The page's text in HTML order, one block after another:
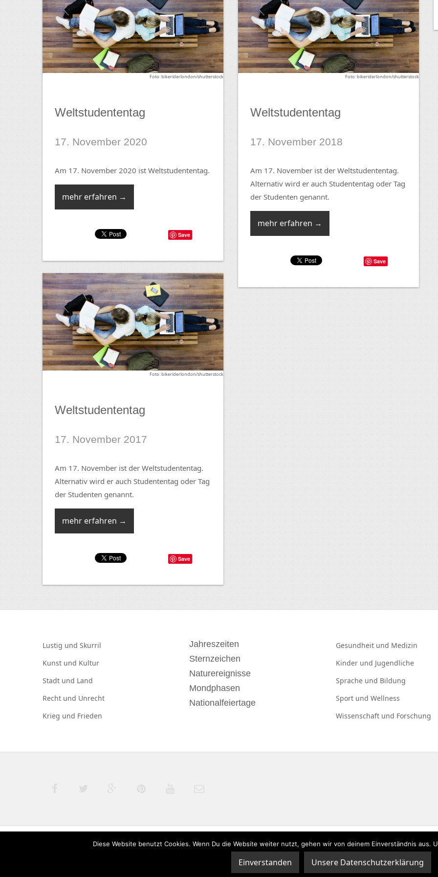
Foto: bikeriderlondon/shutterstock
Weltstudententag
17. November 2020
Am 17. November 2020 ist Weltstudententag.
mehr erfahren →
Save
Foto: bikeriderlondon/shutterstock
Weltstudententag
17. November 2018
Am 17. November ist der Weltstudententag.
Alternativ wird er auch Studententag oder Tag
der Studenten genannt.
mehr erfahren →
Save
Foto: bikeriderlondon/shutterstock
Weltstudententag
17. November 2017
Am 17. November ist der Weltstudententag.
Alternativ wird er auch Studententag oder Tag
der Studenten genannt.
mehr erfahren →
Save
Lustig und Skurril
Kunst und Kultur
Stadt und Land
Recht und Unrecht
Krieg und Frieden
Jahreszeiten
Sternzeichen
Naturereignisse
Mondphasen
Nationalfeiertage
Gesundheit und Medizin
Kinder und Jugendliche
Sprache und Bildung
Sport und Wellness
Wissenschaft und Forschung
Diese Website benutzt Cookies. Wenn Du die Website weiter nutzt, gehen wir von deinem Einverständnis aus.
Einverstanden Unsere Datenschutzerklärung